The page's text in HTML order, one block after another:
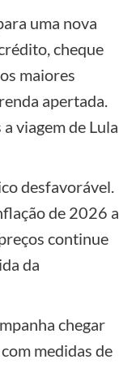
uma nova
cheque
maiores
apertada.
viagem de Lula
desfavorável.
de 2026 a
continue
da
chegar
medidas de